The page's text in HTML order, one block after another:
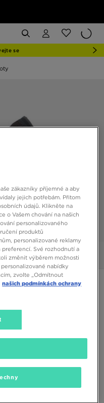
se
360°
30 dní)
zákazníky příjemné a aby
jejich potřebám. Přitom
údajů. Klikněte na
o Vašem chování na našich
personalizovaného
produktů
personalizované reklamy
preferencí. Své rozhodnutí a
změnit výběrem možnosti
nabídky
zvolte „Odmítnout
našich podmínkách ochrany